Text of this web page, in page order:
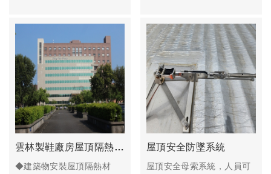
雲林製鞋廠房屋頂隔熱-西平廠 A棟
◆建築物安裝屋頂隔熱材
屋頂安全防墜系統
屋頂安全母索系統，人員可